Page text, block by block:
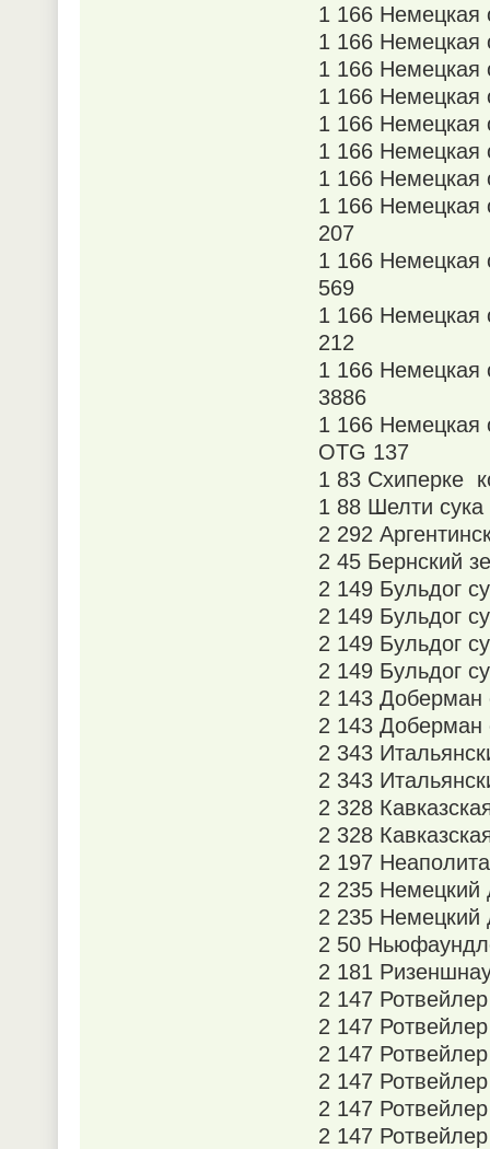
1 166 Немецкая
1 166 Немецкая
1 166 Немецкая
1 166 Немецкая
1 166 Немецкая
1 166 Немецкая
1 166 Немецкая
1 166 Немецкая
207
1 166 Немецкая
569
1 166 Немецкая
212
1 166 Немецкая
3886
1 166 Немецкая
OTG 137
1 83 Схиперке
1 88 Шелти
2 292
2 45 Бернский
2 149 Бульдог
2 149 Бульдог
2 149 Бульдог
2 149 Бульдог
2 143 Доберман
2 143 Доберман
2 343
2 343
2 328
2 328
2 197
2 235 Немецкий
2 235 Немецкий
2 50
2 181
2 147
2 147
2 147
2 147
2 147
2 147